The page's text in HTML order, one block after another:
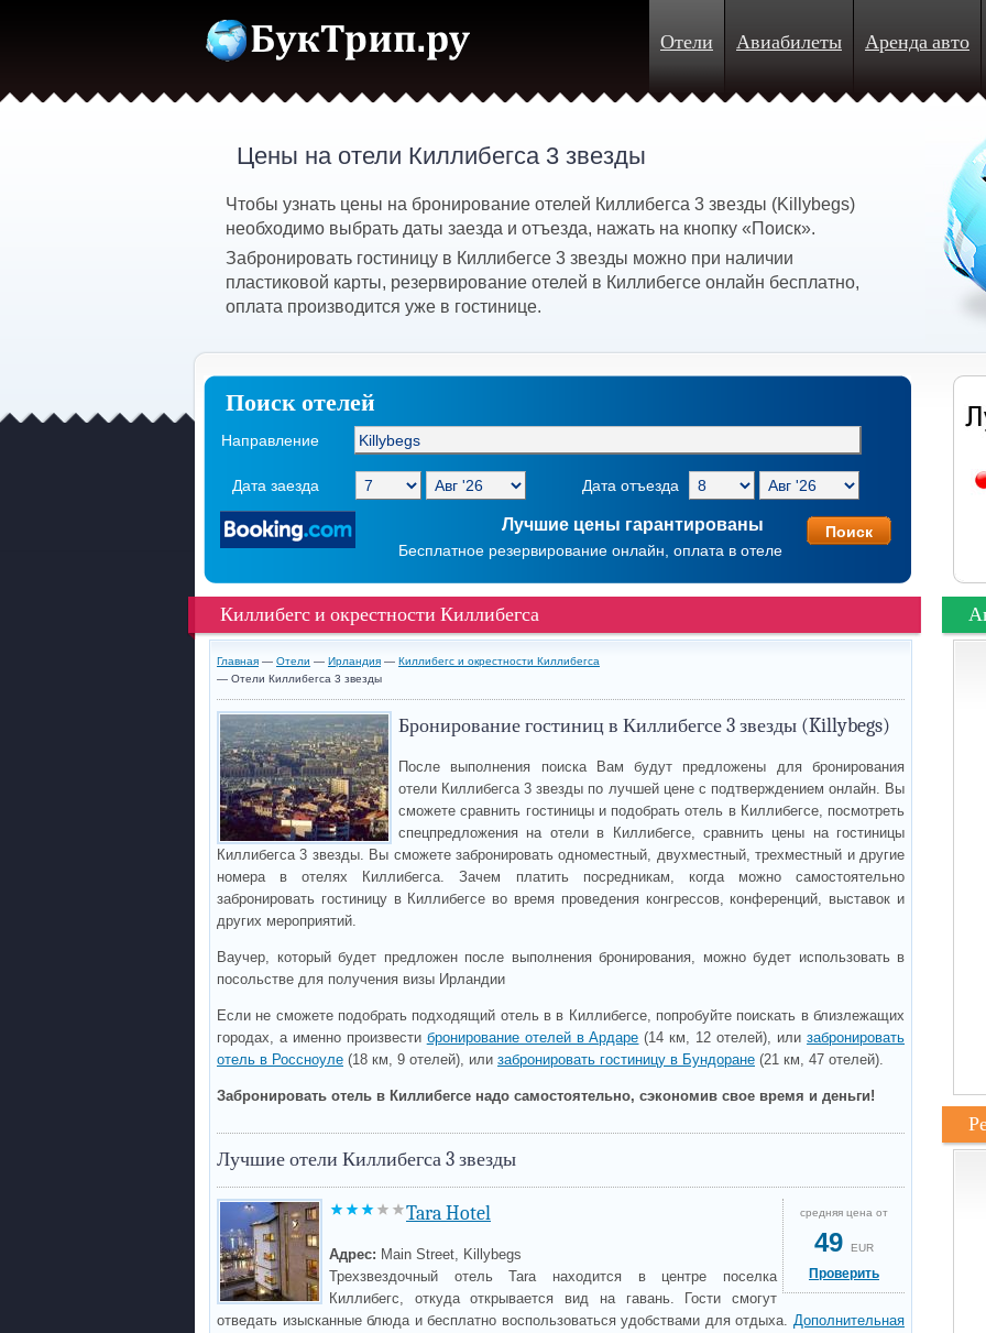
Отели Авиабилеты Аренда авто
Цены на отели Киллибегса 3 звезды
Чтобы узнать цены на бронирование отелей Киллибегса 3 звезды (Killybegs)
необходимо выбрать даты заезда и отъезда, нажать на кнопку «Поиск».
Забронировать гостиницу в Киллибегсе 3 звезды можно при наличии
пластиковой карты, резервирование отелей в Киллибегсе онлайн бесплатно,
оплата производится уже в гостинице.
Поиск отелей
Направление
Дата заезда Дата отъезда
Лучшие цены гарантированы
Бесплатное резервирование онлайн, оплата в отеле
Киллибегс и окрестности Киллибегса
Главная — Отели — Ирландия — Киллибегс и окрестности Киллибегса
— Отели Киллибегса 3 звезды
Бронирование гостиниц в Киллибегсе 3 звезды (Killybegs)
После выполнения поиска Вам будут предложены для бронирования
отели Киллибегса 3 звезды по лучшей цене с подтверждением онлайн. Вы
сможете сравнить гостиницы и подобрать отель в Киллибегсе, посмотреть
спецпредложения на отели в Киллибегсе, сравнить цены на гостиницы
Киллибегса 3 звезды. Вы сможете забронировать одноместный, двухместный, трехместный и другие
номера в отелях Киллибегса. Зачем платить посредникам, когда можно самостоятельно
забронировать гостиницу в Киллибегсе во время проведения конгрессов, конференций, выставок и
других мероприятий.
Ваучер, который будет предложен после выполнения бронирования, можно будет использовать в
посольстве для получения визы Ирландии
Если не сможете подобрать подходящий отель в в Киллибегсе, попробуйте поискать в близлежащих
городах, а именно произвести бронирование отелей в Ардаре (14 км, 12 отелей), илизабронировать
отель в Россноуле (18 км, 9 отелей), или забронировать гостиницу в Бундоране (21 км, 47 отелей).
Забронировать отель в Киллибегсе надо самостоятельно, сэкономив свое время и деньги!
Лучшие отели Киллибегса 3 звезды
средняя цена от
49 EUR
Проверить
Tara Hotel
Адрес: Main Street, Killybegs
Трехзвездочный отель Tara находится в центре поселка
Киллибегс, откуда открывается вид на гавань. Гости смогут
отведать изысканные блюда и бесплатно воспользоваться удобствами для отдыха. Дополнительная